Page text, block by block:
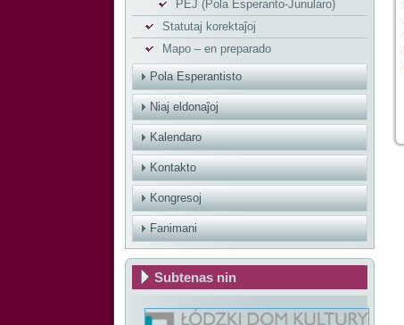
PEJ (Pola Esperanto-Junularo)
Statutaj korektaĵoj
Mapo – en preparado
Pola Esperantisto
Niaj eldonaĵoj
Kalendaro
Kontakto
Kongresoj
Fanimani
Subtenas nin